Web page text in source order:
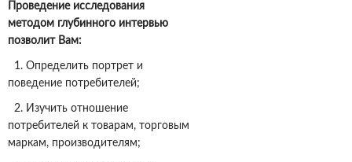
Проведение исследования
методом глубинного интервью
позволит Вам:
1. Определить портрет и
поведение потребителей;
2. Изучить отношение
потребителей к товарам, торговым
маркам, производителям;